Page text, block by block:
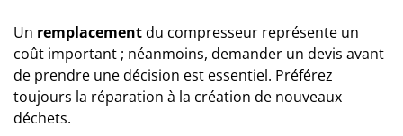
Un remplacementdu compresseur représente un
coût important ; néanmoins, demander un devis avant
de prendre une décision est essentiel. Préférez
toujours la réparation à la création de nouveaux
déchets.